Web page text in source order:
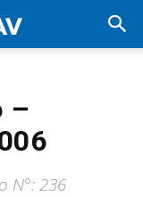
–
N°: 236